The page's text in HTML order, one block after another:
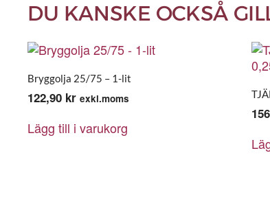
DU KANSKE OCKSÅ
Bryggolja 25/75 – 1-lit
122,90 kr exkl.moms
Lägg till i varukorg